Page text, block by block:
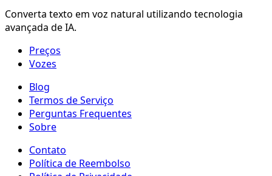
Converta texto em voz natural utilizando tecnologia
avançada de IA.
Preços
Vozes
Blog
Termos de Serviço
Perguntas Frequentes
Sobre
Contato
Política de Reembolso